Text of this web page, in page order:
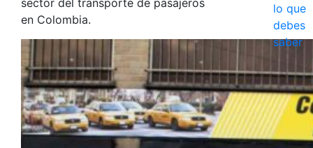
sector del transporte de pasajeros
en Colombia.
lo que
debes
saber